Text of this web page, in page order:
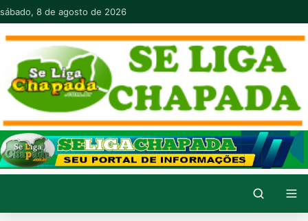
Pular para o conteúdo
sábado, 8 de agosto de 2026